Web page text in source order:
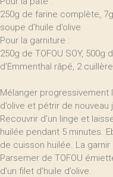
250g de farine complète,
soupe d’huile d’olive
Pour la garniture :
250g de TOFOU SOY,
d’Emmenthal râpé, 2
Mélanger progressivement
d’olive et pétrir de nouveau
Recouvrir d’un linge et
huilée pendant 5 minutes.
de cuisson huilée. La
Parsemer de TOFOU
d’un filet d’huile d’olive.